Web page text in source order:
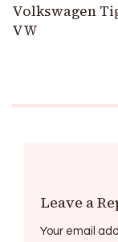
Volkswagen
VW
Leave a
Your email